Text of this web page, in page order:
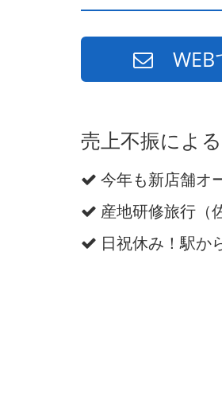
WEB
売上不振によ
今年も新店舗オ
産地研修旅行（
日祝休み！駅か